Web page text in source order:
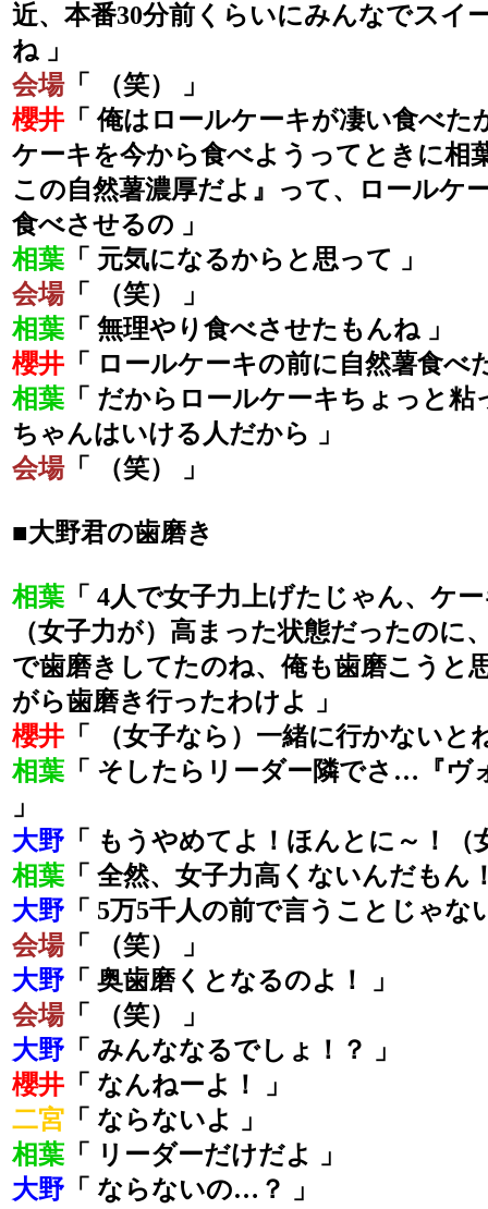
近、本番30分前くらいにみんなでスイ
ね 」
会場「 （笑） 」
櫻井 「 俺はロールケーキが凄い食べ
ケーキを今から食べようってときに相
この自然薯濃厚だよ』って、ロールケ
食べさせるの 」
相葉 「 元気になるからと思って 」
会場「 （笑） 」
相葉 「 無理やり食べさせたもんね 」
櫻井 「 ロールケーキの前に自然薯食べ
相葉 「 だからロールケーキちょっと
ちゃんはいける人だから 」
会場「 （笑） 」
■大野君の歯磨き
相葉 「 4人で女子力上げたじゃん、ケ
（女子力が）高まった状態だったのに
で歯磨きしてたのね、俺も歯磨こうと
がら歯磨き行ったわけよ 」
櫻井 「 （女子なら）一緒に行かないと
相葉 「 そしたらリーダー隣でさ…『ヴ
」
大野 「 もうやめてよ！ほんとに～！（
相葉 「 全然、女子力高くないんだもん
大野 「 5万5千人の前で言うことじゃな
会場「 （笑） 」
大野 「 奥歯磨くとなるのよ！ 」
会場「 （笑） 」
大野 「 みんななるでしょ！？ 」
櫻井 「 なんねーよ！ 」
二宮 「 ならないよ 」
相葉 「 リーダーだけだよ 」
大野 「 ならないの…？ 」